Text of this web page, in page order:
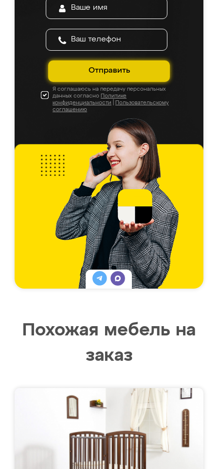
Отправить
Я соглашаюсь на передачу персональных
данных согласно Политике
конфиденциальности
Пользовательскому
соглашению
Похожая мебель на
заказ